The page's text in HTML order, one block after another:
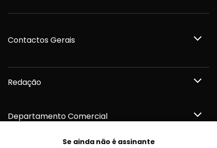
Se ainda não é assinante
Contactos Gerais
Redação
Departamento Comercial